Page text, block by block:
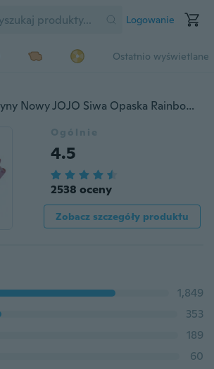
Logowanie
Ostatnio wyświetlane
13 stylów Dziewczyny Nowy JOJO Siwa Opaska Rainbow Hairband Różowa Hairband Dziewczyna Hairband Dziecko Hairband Girls Nakrycia głowy
Ogólnie
4.5
2538 oceny
Zobacz szczegóły produktu
1,849
353
189
60